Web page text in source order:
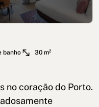
banho 30 m²
no coração do Porto.